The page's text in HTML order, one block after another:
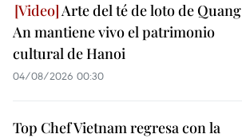
Arte del té de loto de Quang
An mantiene vivo el patrimonio
cultural de Hanoi
04/08/2026 00:30
Top Chef Vietnam regresa con la